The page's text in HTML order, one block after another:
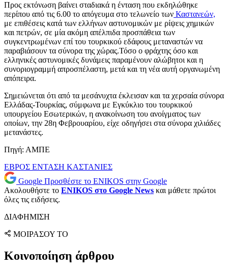
Προς εκτόνωση βαίνει σταδιακά η ένταση που εκδηλώθηκε
περίπου από τις 6.00 το απόγευμα στο τελωνείο των Καστανεών,
με επιθέσεις κατά των ελλήνων αστυνομικών με ρίψεις χημικών
και πετρών, σε μία ακόμη απέλπιδα προσπάθεια των
συγκεντρωμένων επί του τουρκικού εδάφους μεταναστών να
παραβιάσουν τα σύνορα της χώρας.Τόσο ο φράχτης όσο και
ελληνικές αστυνομικές δυνάμεις παραμένουν αλώβητοι και η
συνοριογραμμή απροσπέλαστη, μετά και τη νέα αυτή οργανωμένη
απόπειρα.
Σημειώνεται ότι από τα μεσάνυχτα έκλεισαν και τα χερσαία σύνορα
Ελλάδας-Τουρκίας, σύμφωνα με Εγκύκλιο του τουρκικού
υπουργείου Εσωτερικών, η ανακοίνωση του ανοίγματος των
οποίων, την 28η Φεβρουαρίου, είχε οδηγήσει στα σύνορα χιλιάδες
μετανάστες.
Πηγή: ΑΜΠΕ
ΕΒΡΟΣ ΕΝΤΑΣΗ ΚΑΣΤΑΝΙΕΣ
Google Προσθέστε το ENIKOS στην Google
Ακολουθήστε το ENIKOS στο Google News και μάθετε πρώτοι
όλες τις ειδήσεις.
ΔΙΑΦΗΜΙΣΗ
ΜΟΙΡΑΣΟΥ ΤΟ
Κοινοποίηση άρθρου